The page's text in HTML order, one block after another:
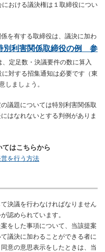
おける議決権は１取締役につい
を有する取締役は、議決に加わ
別利害関係取締役の例 参
定足数・決議要件の数に算入
対する招集通知は必要です（東
しましょう。
議題については特別利害関係取
はなれないとする判例がありま
はこちらから
を行う方法
決議を行わなければなりません
認められています。
をした事項について、当該提案
議決に加わることができる者に
意の意思表示をしたときは、当